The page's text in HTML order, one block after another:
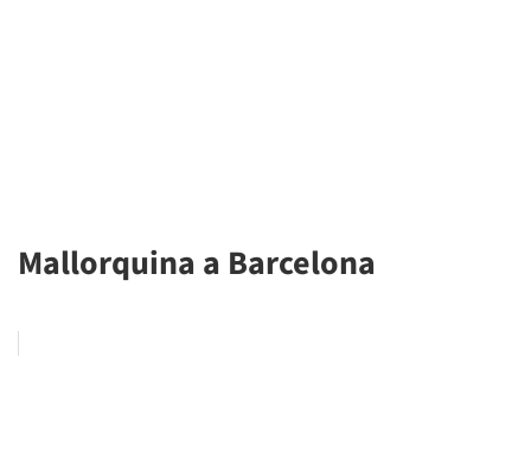
Mallorquina a Barcelona